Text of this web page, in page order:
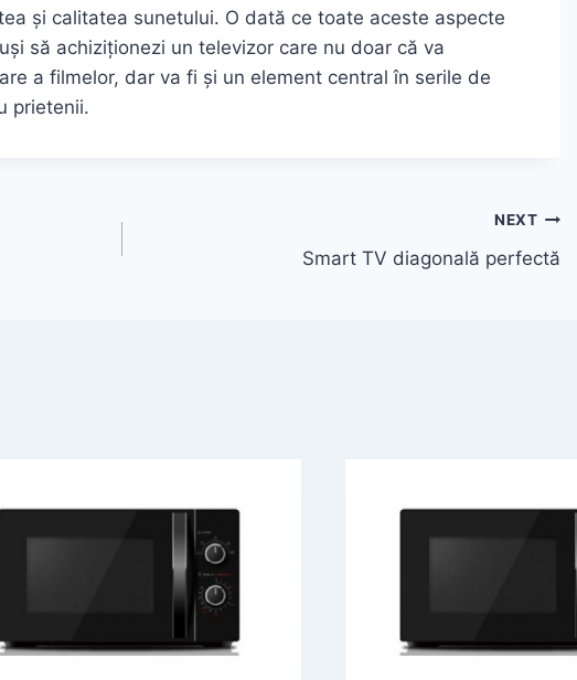
și calitatea sunetului. O dată ce toate aceste aspecte
să achiziționezi un televizor care nu doar că va
a filmelor, dar va fi și un element central în serile de
prietenii.
NEXT
Smart TV diagonală perfectă